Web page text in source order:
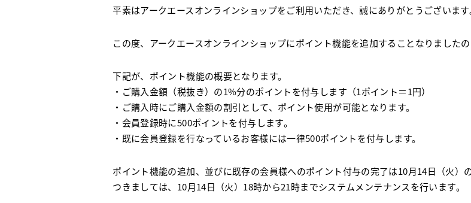
平素はアークエースオンラインショップをご利用いただき、誠にありがとうございます
この度、アークエースオンラインショップにポイント機能を追加することなりました
下記が、ポイント機能の概要となります。
・ご購入金額（税抜き）の1%分のポイントを付与します（1ポイント＝1円）
・ご購入時にご購入金額の割引として、ポイント使用が可能となります。
・会員登録時に500ポイントを付与します。
・既に会員登録を行なっているお客様には一律500ポイントを付与します。
ポイント機能の追加、並びに既存の会員様へのポイント付与の完了は10月14日（火）
つきましては、10月14日（火）18時から21時までシステムメンテナンスを行います。